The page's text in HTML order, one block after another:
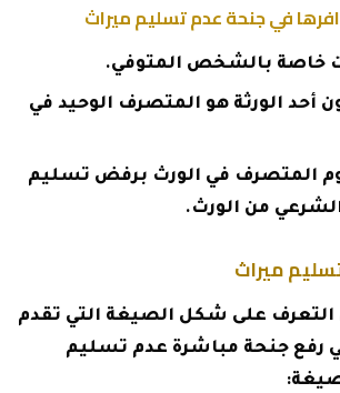
في جنحة عدم تسليم ميراث
خاصة بالشخص المتوفي.
أحد الورثة هو المتصرف الوحيد في
المتصرف في الورث برفض تسليم
من الورث.
ميراث
على شكل الصيغة التي تقدم
رفع جنحة مباشرة عدم تسليم